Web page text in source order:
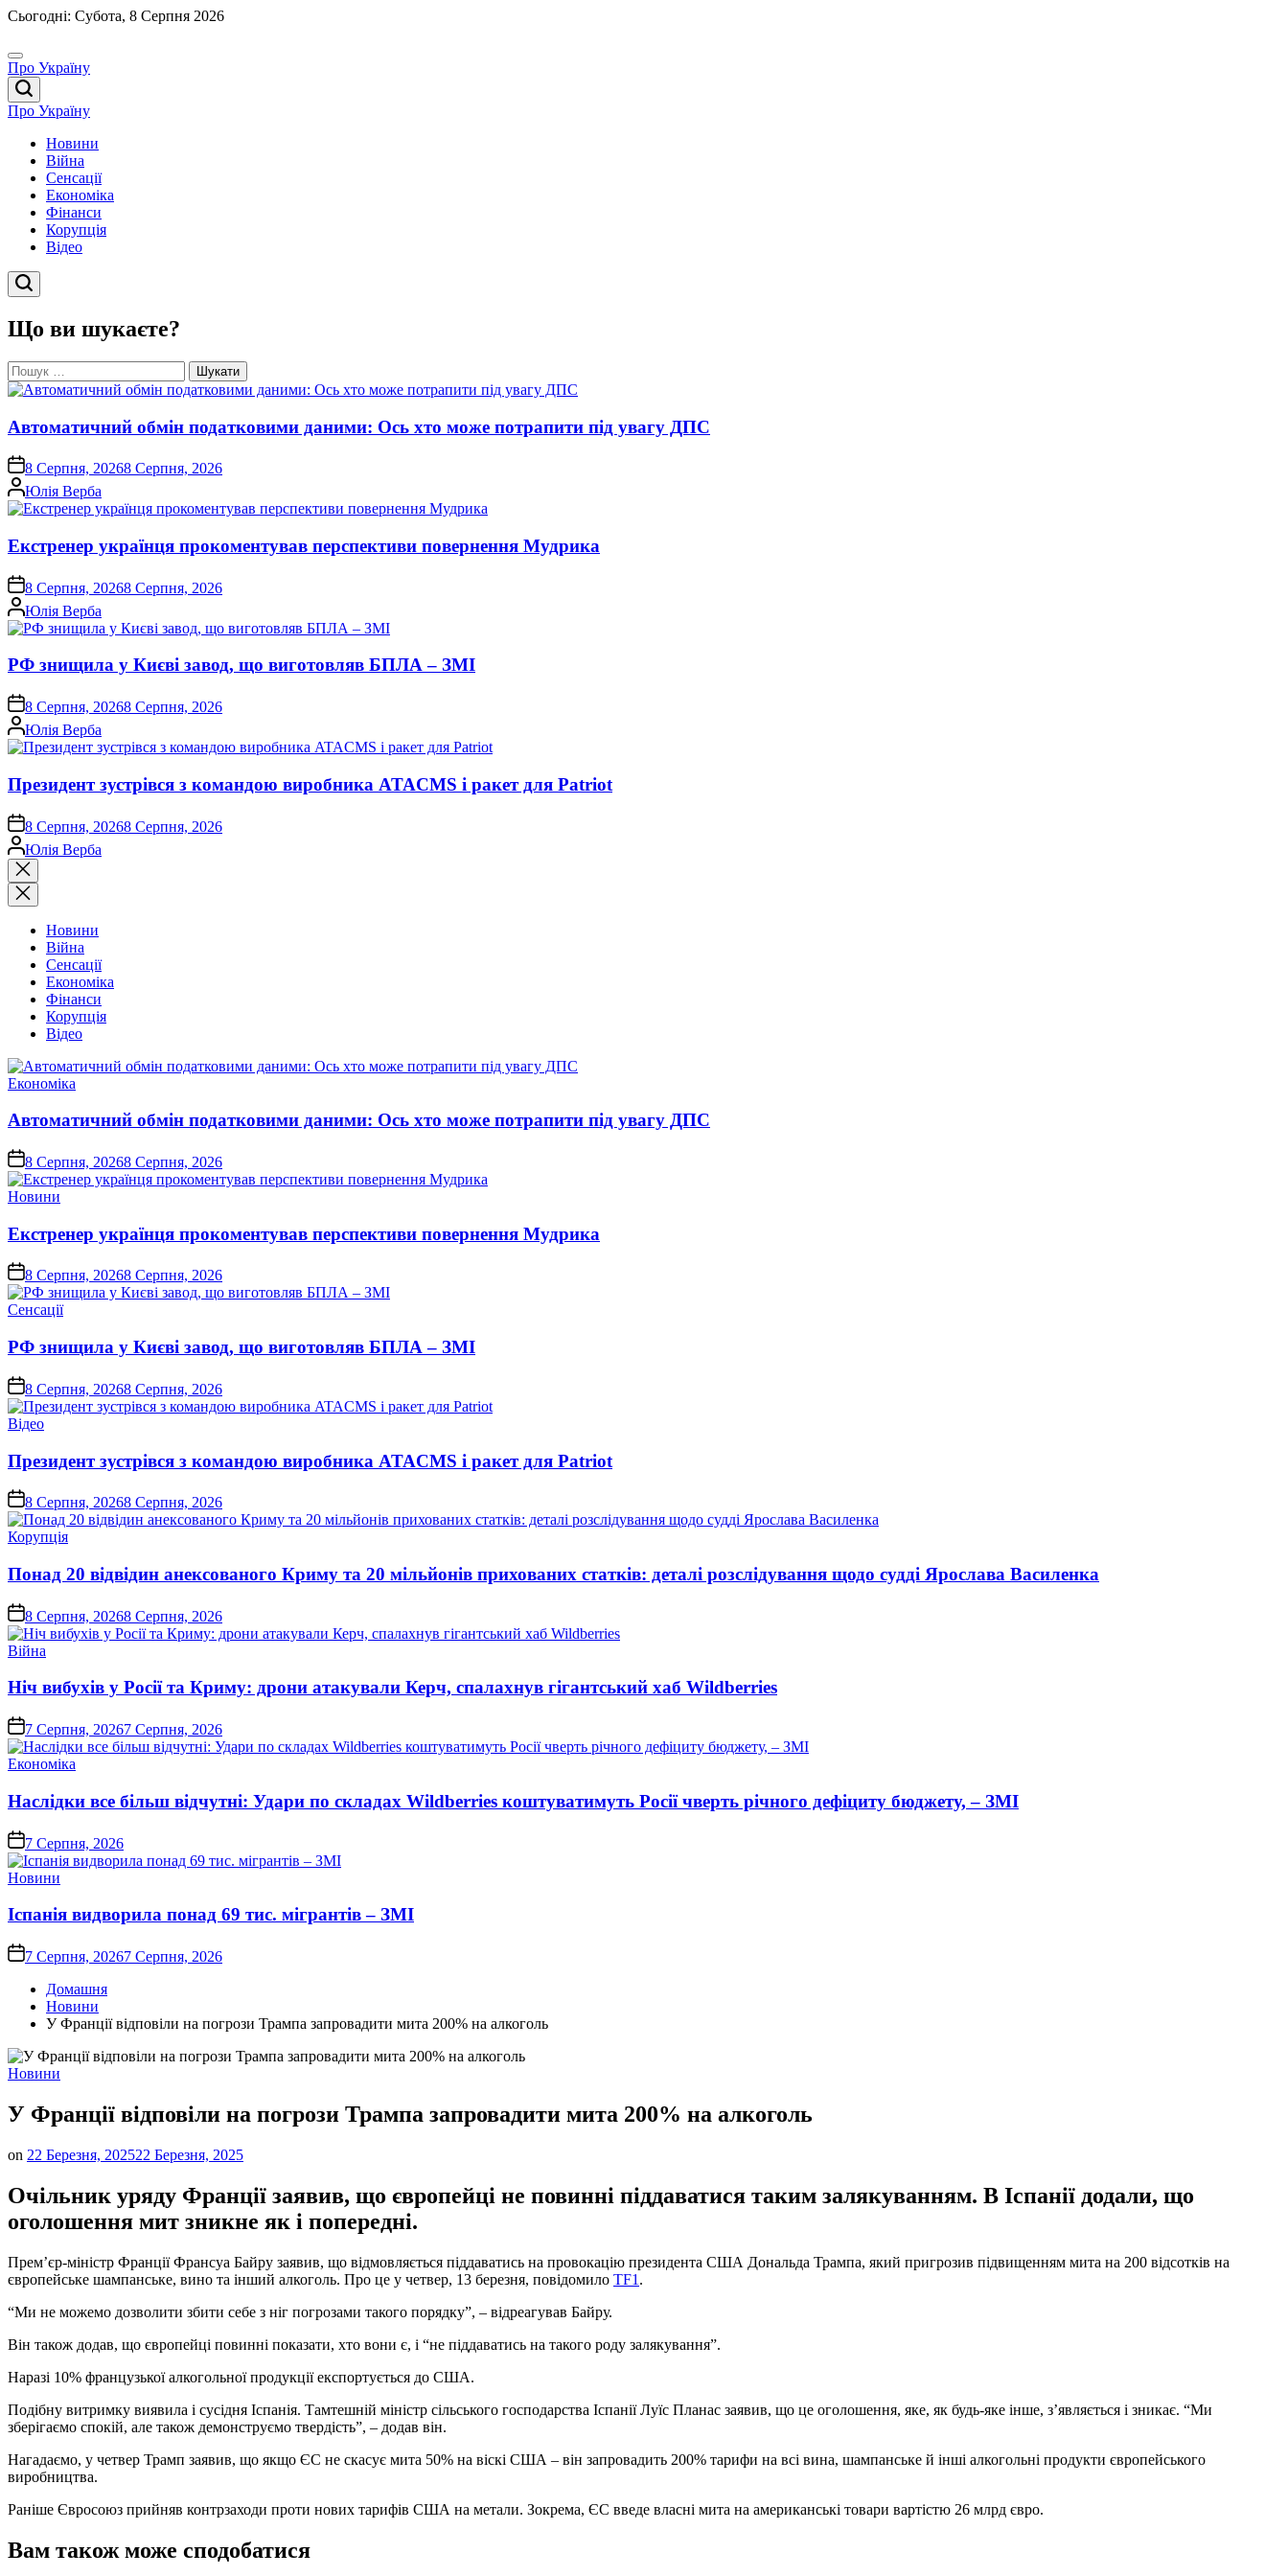
Перейти
вмісту
Сьогодні: Субота, 8 Серпня 2026
Про Україну
Про Україну
Новини
Війна
Сенсації
Економіка
Фінанси
Корупція
Відео
Що ви шукаєте?
Пошук:
Автоматичний обмін податковими даними: Ось хто може потрапити під увагу ДПС
on8 Серпня, 20268 Серпня, 2026
Опубліковано
Юлія Верба
Екстренер українця прокоментував перспективи повернення Мудрика
on8 Серпня, 20268 Серпня, 2026
Опубліковано
Юлія Верба
РФ знищила у Києві завод, що виготовляв БПЛА – ЗМІ
on8 Серпня, 20268 Серпня, 2026
Опубліковано
Юлія Верба
Президент зустрівся з командою виробника ATACMS і ракет для Patriot
on8 Серпня, 20268 Серпня, 2026
Опубліковано
Юлія Верба
Закрити
пошук
Новини
Війна
Сенсації
Економіка
Фінанси
Корупція
Відео
Опублікувати
Економіка
Автоматичний обмін податковими даними: Ось хто може потрапити під увагу ДПС
on8 Серпня, 20268 Серпня, 2026
Опублікувати
Новини
Екстренер українця прокоментував перспективи повернення Мудрика
on8 Серпня, 20268 Серпня, 2026
Опублікувати
Сенсації
РФ знищила у Києві завод, що виготовляв БПЛА – ЗМІ
on8 Серпня, 20268 Серпня, 2026
Опублікувати
Відео
Президент зустрівся з командою виробника ATACMS і ракет для Patriot
on8 Серпня, 20268 Серпня, 2026
Опублікувати
Корупція
Понад 20 відвідин анексованого Криму та 20 мільйонів прихованих статків: деталі розслідування щодо судді Ярослава Василенка
on8 Серпня, 20268 Серпня, 2026
Опублікувати
Війна
Ніч вибухів у Росії та Криму: дрони атакували Керч, спалахнув гігантський хаб Wildberries
on 7 Серпня, 20267 Серпня, 2026
Опублікувати
Економіка
Наслідки все більш відчутні: Удари по складах Wildberries коштуватимуть Росії чверть річного дефіциту бюджету, – ЗМІ
on 7 Серпня, 2026
Опублікувати
Новини
Іспанія видворила понад 69 тис. мігрантів – ЗМІ
on 7 Серпня, 20267 Серпня, 2026
Домашня
Новини
У Франції відповіли на погрози Трампа запровадити мита 200% на алкоголь
Опублікувати
Новини
У Франції відповіли на погрози Трампа запровадити мита 200% на алкоголь
on 22 Березня, 202522 Березня, 2025
Очільник уряду Франції заявив, що європейці не повинні піддаватися таким залякуванням. В Іспанії додали, що
оголошення мит зникне як і попередні.
Прем’єр-міністр Франції Франсуа Байру заявив, що відмовляється піддаватись на провокацію президента США Дональда Трампа, який пригрозив підвищенням мита на 200 відсотків на
європейське шампанське, вино та інший алкоголь. Про це у четвер, 13 березня, повідомило TF1 .
“Ми не можемо дозволити збити себе з ніг погрозами такого порядку”, – відреагував Байру.
Він також додав, що європейці повинні показати, хто вони є, і “не піддаватись на такого роду залякування”.
Наразі 10% французької алкогольної продукції експортується до США.
Подібну витримку виявила і сусідня Іспанія. Тамтешній міністр сільського господарства Іспанії Луїс Планас заявив, що це оголошення, яке, як будь-яке інше, з’являється і зникає. “Ми
зберігаємо спокій, але також демонструємо твердість”, – додав він.
Нагадаємо, у четвер Трамп заявив, що якщо ЄС не скасує мита 50% на віскі США – він запровадить 200% тарифи на всі вина, шампанське й інші алкогольні продукти європейського
виробництва.
Раніше Євросоюз прийняв контрзаходи проти нових тарифів США на метали. Зокрема, ЄС введе власні мита на американські товари вартістю 26 млрд євро.
Вам також може сподобатися